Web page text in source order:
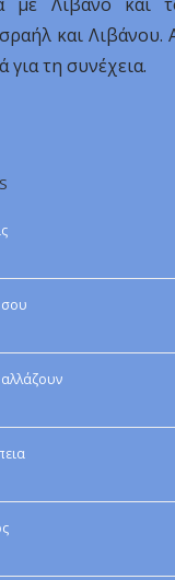
και
για τη συνέχεια.
σου